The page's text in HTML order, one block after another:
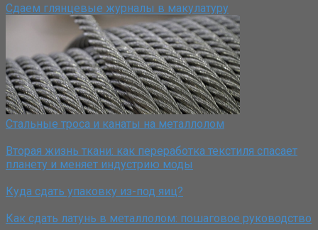
Сдаем глянцевые журналы в макулатуру
Стальные троса и канаты на металлолом
Вторая жизнь ткани: как переработка текстиля спасает
планету и меняет индустрию моды
Куда сдать упаковку из-под яиц?
Как сдать латунь в металлолом: пошаговое руководство